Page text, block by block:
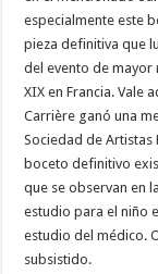
especialmente este
pieza definitiva que
del evento de mayor
XIX en Francia. Vale
Carrière ganó una
Sociedad de Artistas
boceto definitivo
que se observan en
estudio para el niño
estudio del médico.
subsistido.